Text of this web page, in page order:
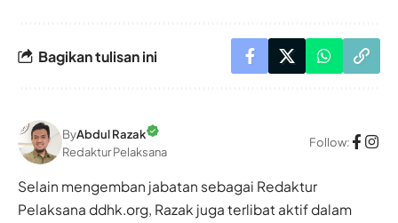
Bagikan tulisan ini
ByAbdul Razak
Redaktur Pelaksana
Follow:
Selain mengemban jabatan sebagai Redaktur
Pelaksana ddhk.org, Razak juga terlibat aktif dalam